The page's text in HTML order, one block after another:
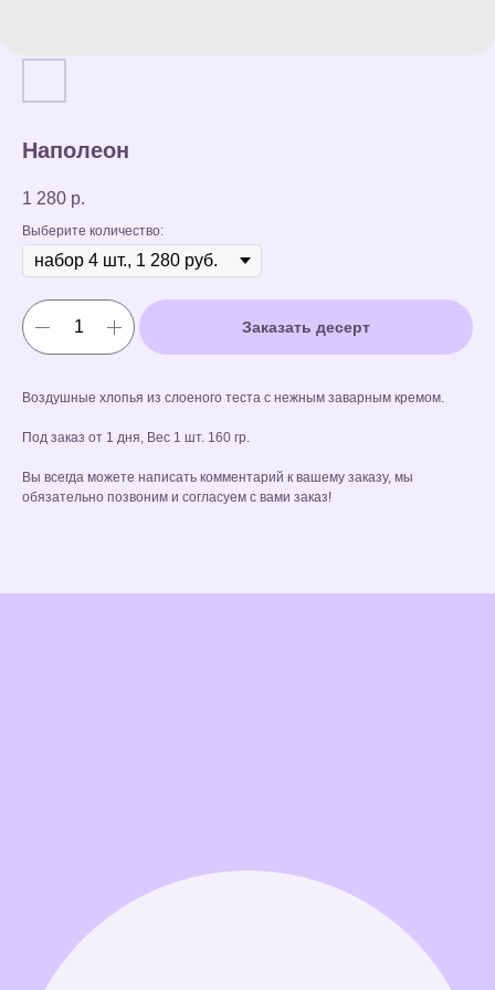
Наполеон
1 280 р.
Выберите количество:
Заказать десерт
Воздушные хлопья из слоеного теста с нежным заварным кремом.
Под заказ от 1 дня, Вес 1 шт. 160 гр.
Вы всегда можете написать комментарий к вашему заказу, мы
обязательно позвоним и согласуем с вами заказ!